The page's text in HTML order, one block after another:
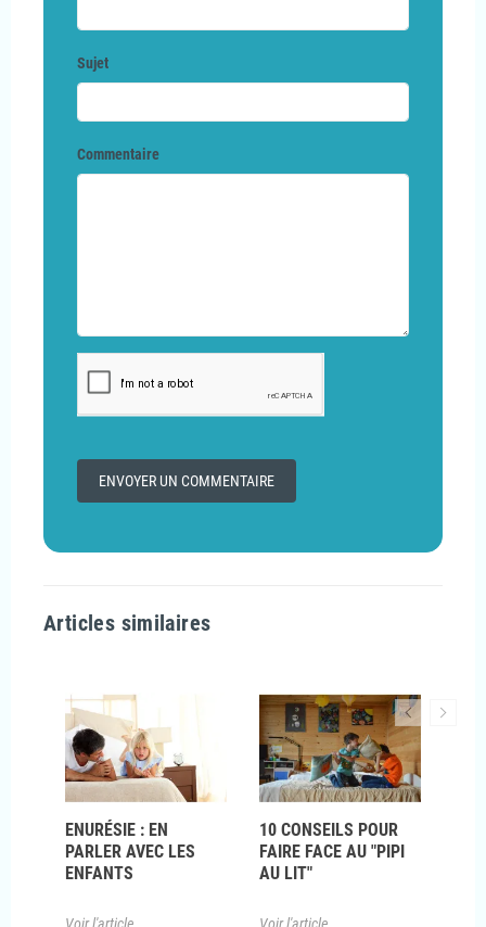
Sujet
Commentaire
Articles similaires
ENURÉSIE : EN
PARLER AVEC LES
ENFANTS
10 CONSEILS POUR
FAIRE FACE AU "PIPI
AU LIT"